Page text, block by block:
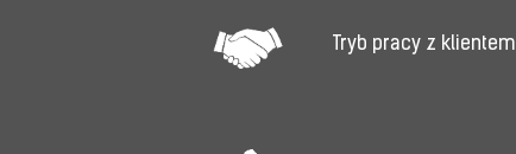
Tryb pracy z klientem